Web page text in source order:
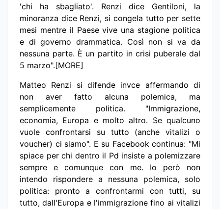
'chi ha sbagliato'. Renzi dice Gentiloni, la
minoranza dice Renzi, si congela tutto per sette
mesi mentre il Paese vive una stagione politica
e di governo drammatica. Così non si va da
nessuna parte. È un partito in crisi puberale dal
5 marzo".[MORE]
Matteo Renzi si difende invce affermando di
non aver fatto alcuna polemica, ma
semplicemente politica. "Immigrazione,
economia, Europa e molto altro. Se qualcuno
vuole confrontarsi su tutto (anche vitalizi o
voucher) ci siamo". E su Facebook continua: "Mi
spiace per chi dentro il Pd insiste a polemizzare
sempre e comunque con me. Io però non
intendo rispondere a nessuna polemica, solo
politica: pronto a confrontarmi con tutti, su
tutto, dall'Europa e l'immigrazione fino ai vitalizi